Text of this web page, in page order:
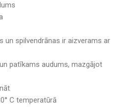
un spilvendrānas ir aizverams ar
patīkams audums, mazgājot
C temperatūrā